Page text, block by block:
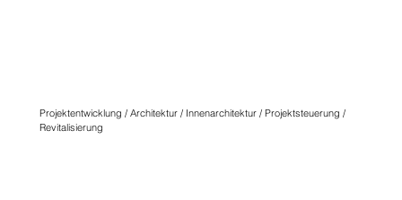
Projektentwicklung / Architektur / Innenarchitektur / Projektsteuerung /
Revitalisierung